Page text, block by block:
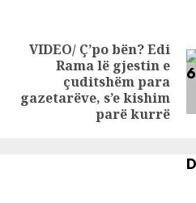
presidentin
Previous
post:
post:
VIDEO/ Ç’po bën? Edi
Rama lë gjestin e
çuditshëm para
gazetarëve, s’e kishim
parë kurrë